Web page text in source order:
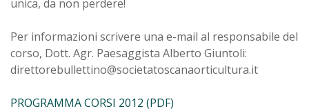
unica, da non perdere!
Per informazioni scrivere una e-mail al responsabile del
corso, Dott. Agr. Paesaggista Alberto Giuntoli:
direttorebullettino@societatoscanaorticultura.it
PROGRAMMA CORSI 2012 (PDF)